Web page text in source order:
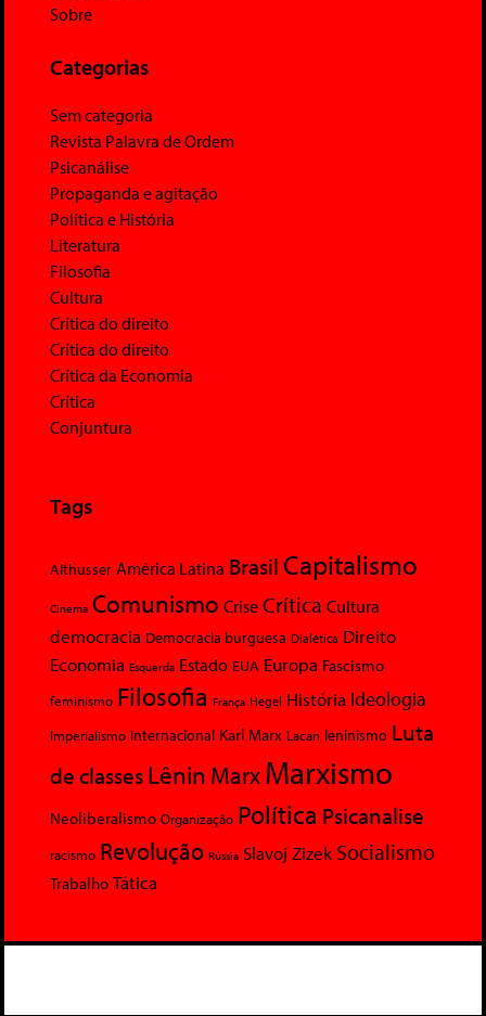
Sobre
Categorias
Sem categoria
Revista Palavra de Ordem
Psicanálise
Propaganda e agitação
Política e História
Literatura
Filosofia
Cultura
Crítica do direito
Crítica do direito
Crítica da Economia
Crítica
Conjuntura
Tags
Althusser América Latina Brasil Capitalismo
Cinema Comunismo Crise Crítica Cultura
democracia Democracia burguesa Dialética Direito
Economia Esquerda Estado EUA Europa Fascismo
feminismo Filosofia França Hegel História Ideologia
Imperialismo Internacional Karl Marx Lacan leninismo Luta
de classesLênin MarxMarxismo
Neoliberalismo Organização Política Psicanalise
racismo Revolução Rússia Slavoj Zizek Socialismo
Trabalho Tática